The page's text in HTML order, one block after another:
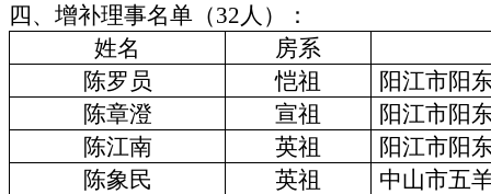
四、增补理事名单（32人）：
姓名
房系
陈罗员
恺祖
阳江市阳
陈章澄
宣祖
阳江市阳
陈江南
英祖
阳江市阳
陈象民
英祖
中山市五